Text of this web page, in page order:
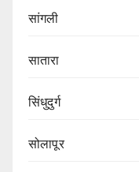
सांगली
सातारा
सिंधुदुर्ग
सोलापूर